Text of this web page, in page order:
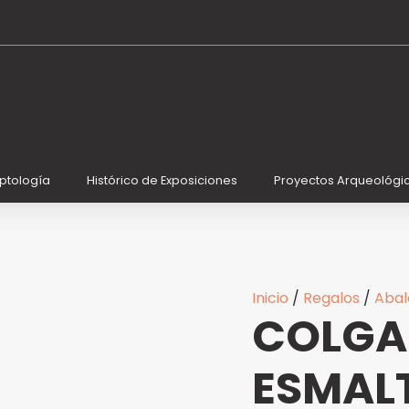
Histórico de Exposiciones Proyectos
Inicio / Regalos /